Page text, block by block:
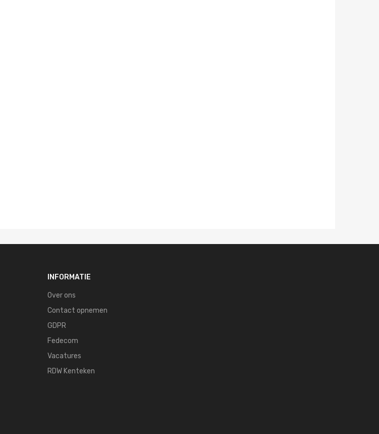
INFORMATIE
Over ons
Contact opnemen
GDPR
Fedecom
Vacatures
RDW Kenteken